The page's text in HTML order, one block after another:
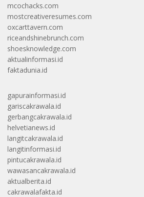
mcochacks.com
mostcreativeresumes.com
oxcarttavern.com
riceandshinebrunch.com
shoesknowledge.com
aktualinformasi.id
faktadunia.id
gapurainformasi.id
gariscakrawala.id
gerbangcakrawala.id
helvetianews.id
langitcakrawala.id
langitinformasi.id
pintucakrawala.id
wawasancakrawala.id
aktualberita.id
cakrawalafakta.id